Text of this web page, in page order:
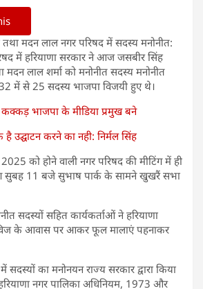
तथा मदन लाल नगर परिषद में सदस्य मनोनीत:
में हरियाणा सरकार ने आज जसबीर सिंह
मदन लाल शर्मा को मनोनीत सदस्य मनोनीत
में से 25 सदस्य भाजपा विजयी हुए थे।
भाजपा के मीडिया प्रमुख बने
उद्घाटन करने का नही: निर्मल सिंह
को होने वाली नगर परिषद की मीटिंग में ही
सुबह 11 बजे सुभाष पार्क के सामने खुखरैं सभा
सदस्यों सहित कार्यकर्ताओं ने हरियाणा
के आवास पर आकर फूल मालाएं पहनाकर
सदस्यों का मनोनयन राज्य सरकार द्वारा किया
नगर पालिका अधिनियम, 1973 और